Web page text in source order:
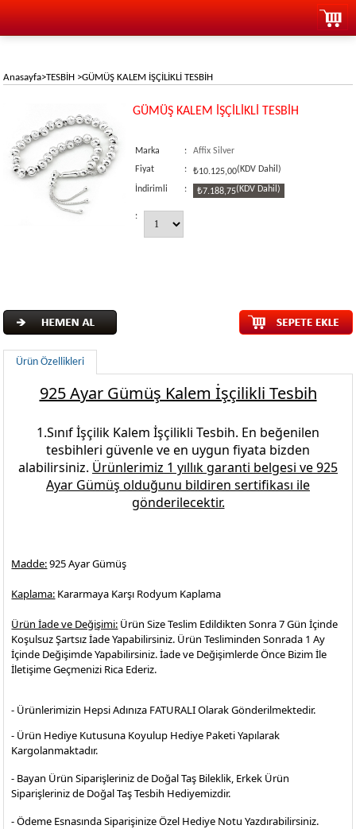
Anasayfa>TESBİH >GÜMÜŞ KALEM İŞÇİLİKLİ TESBİH
GÜMÜŞ KALEM İŞÇİLİKLİ TESBİH
Marka :
Affix Silver
Fiyat
: ₺10.125,00(KDV Dahil)
İndirimli : ₺7.188,75(KDV Dahil)
:
Ürün Özellikleri
925 Ayar Gümüş Kalem İşçilikli Tesbih
1.Sınıf İşçilik Kalem İşçilikli Tesbih. En beğenilen
tesbihleri güvenle ve en uygun fiyata bizden
alabilirsiniz. Ürünlerimiz 1 yıllık garanti belgesi ve925
Ayar Gümüş olduğunu bildiren sertifikası ile
gönderilecektir.
Madde:925 Ayar Gümüş
Kaplama: Kararmaya Karşı Rodyum Kaplama
Ürün İade ve Değişimi: Ürün Size Teslim Edildikten Sonra 7 Gün İçinde
Koşulsuz Şartsız İade Yapabilirsiniz. Ürün Tesliminden Sonrada 1 Ay
İçinde Değişimde Yapabilirsiniz. İade ve Değişimlerde Önce Bizim İle
İletişime Geçmenizi Rica Ederiz.
- Ürünlerimizin Hepsi Adınıza FATURALI Olarak Gönderilmektedir.
- Ürün Hediye Kutusuna Koyulup Hediye Paketi Yapılarak
Kargolanmaktadır.
- Bayan Ürün Siparişleriniz de Doğal Taş Bileklik, Erkek Ürün
Siparişleriniz de Doğal Taş Tesbih Hediyemizdir.
- Ödeme Esnasında Siparişinize Özel Hediye Notu Yazdırabilirsiniz.